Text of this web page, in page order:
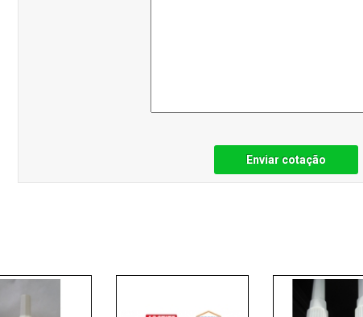
Enviar cotação